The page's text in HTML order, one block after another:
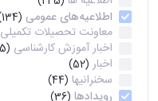
اطلاعیه‌های عمومی (134)
معاونت تحصیلات تکمیلی
اخبار آموزش کارشناسی (65)
اخبار (52)
سخنرانیها (44)
رویدادها (36)